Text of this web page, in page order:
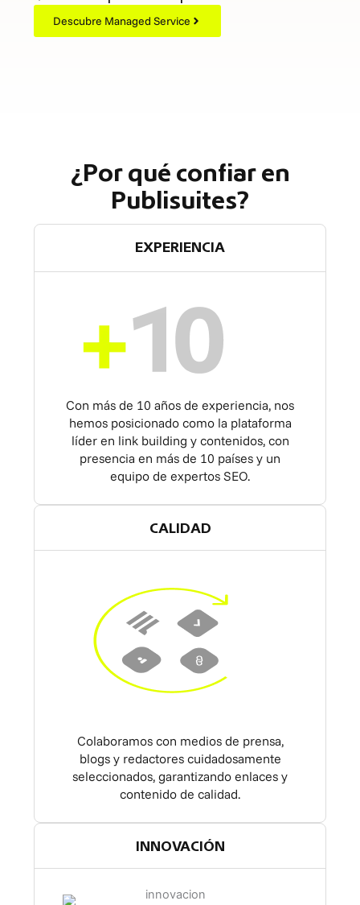
Descubre Managed Service
¿Por qué confiar en
Publisuites?
EXPERIENCIA
Con más de 10 años de experiencia, nos
hemos posicionado como la plataforma
líder en link building y contenidos, con
presencia en más de 10 países y un
equipo de expertos SEO.
CALIDAD
Colaboramos con medios de prensa,
blogs y redactores cuidadosamente
seleccionados, garantizando enlaces y
contenido de calidad.
INNOVACIÓN